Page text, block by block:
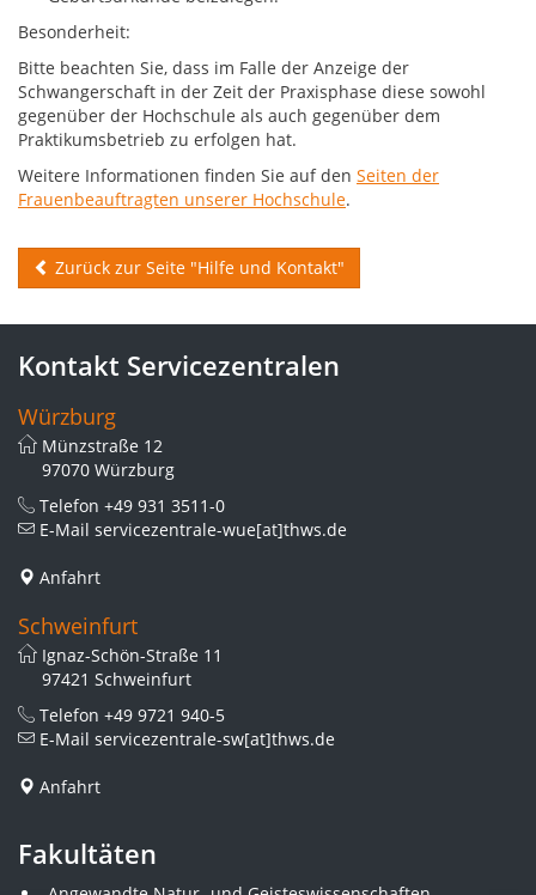
Besonderheit:
Bitte beachten Sie, dass im Falle der Anzeige der
Schwangerschaft in der Zeit der Praxisphase diese sowohl
gegenüber der Hochschule als auch gegenüber dem
Praktikumsbetrieb zu erfolgen hat.
Weitere Informationen finden Sie auf den Seiten der
Frauenbeauftragten unserer Hochschule.
Zurück zur Seite "Hilfe und Kontakt"
Kontakt Servicezentralen
Würzburg
Münzstraße 12
97070 Würzburg
Telefon +49 931 3511-0
E-Mail servicezentrale-wue[at]thws.de
Anfahrt
Schweinfurt
Ignaz-Schön-Straße 11
97421 Schweinfurt
Telefon +49 9721 940-5
E-Mail servicezentrale-sw[at]thws.de
Anfahrt
Fakultäten